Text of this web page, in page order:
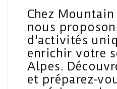
Chez
nous
d'activités
enrichir votre
Alpes.
et préparez-